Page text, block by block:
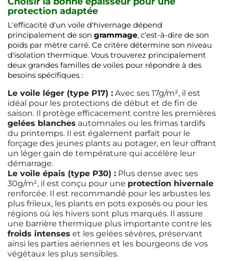
protection adaptée
L'efficacité d'un voile d'hivernage dépend
principalement de son grammage, c'est-à-dire de son
poids par mètre carré. Ce critère détermine son niveau
d'isolation thermique. Vous trouverez principalement
deux grandes familles de voiles pour répondre à des
besoins spécifiques :
Le voile léger (type P17) : Avec ses 17g/m², il est
idéal pour les protections de début et de fin de
saison. Il protège efficacement contre les premières
gelées blanches automnales ou les frimas tardifs
du printemps. Il est également parfait pour le
forçage des jeunes plants au potager, en leur offrant
un léger gain de température qui accélère leur
démarrage.
Le voile épais (type P30) : Plus dense avec ses
30g/m², il est conçu pour une protection hivernale
renforcée. Il est recommandé pour les arbustes les
plus frileux, les plants en pots exposés ou pour les
régions où les hivers sont plus marqués. Il assure
une barrière thermique plus importante contre les
froids intenses et les gelées sévères, préservant
ainsi les parties aériennes et les bourgeons de vos
végétaux les plus sensibles.